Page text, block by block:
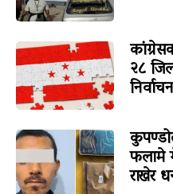
२८
फलामे
राखेर